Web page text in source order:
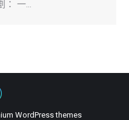
： 一…
WordPress themes